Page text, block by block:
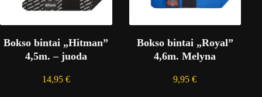
Bokso bintai „Hitman”
4,5m. – juoda
14,95 €
Bokso bintai „Royal”
4,6m. Melyna
9,95€